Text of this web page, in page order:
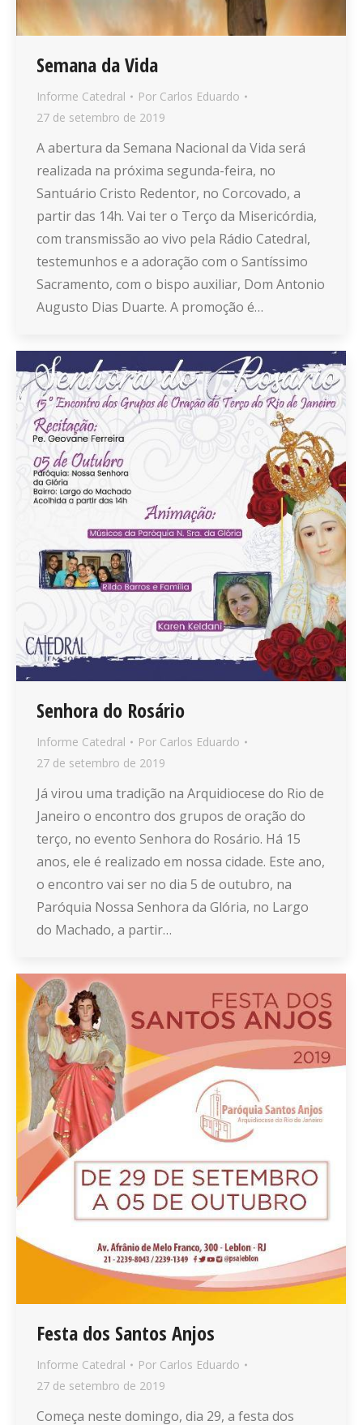
Semana da Vida
Informe Catedral Por Carlos Eduardo
27 de setembro de 2019
A abertura da Semana Nacional da Vida será
realizada na próxima segunda-feira, no
Santuário Cristo Redentor, no Corcovado, a
partir das 14h. Vai ter o Terço da Misericórdia,
com transmissão ao vivo pela Rádio Catedral,
testemunhos e a adoração com o Santíssimo
Sacramento, com o bispo auxiliar, Dom Antonio
Augusto Dias Duarte. A promoção é…
Senhora do Rosário
Informe Catedral Por Carlos Eduardo
27 de setembro de 2019
Já virou uma tradição na Arquidiocese do Rio de
Janeiro o encontro dos grupos de oração do
terço, no evento Senhora do Rosário. Há 15
anos, ele é realizado em nossa cidade. Este ano,
o encontro vai ser no dia 5 de outubro, na
Paróquia Nossa Senhora da Glória, no Largo
do Machado, a partir…
Festa dos Santos Anjos
Informe Catedral Por Carlos Eduardo
27 de setembro de 2019
Começa neste domingo, dia 29, a festa dos